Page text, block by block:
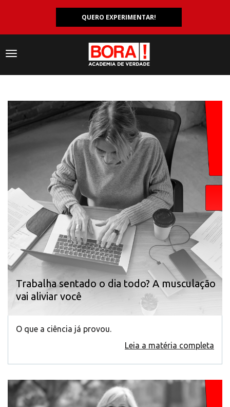
QUERO EXPERIMENTAR!
Navegação
Trabalha sentado o dia todo? A musculação
vai aliviar você
O que a ciência já provou.
Leia a matéria completa